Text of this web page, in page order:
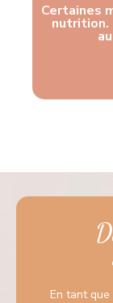
Certaines
nutrition.
En tant